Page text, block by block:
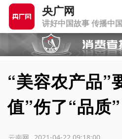
央广网
讲好中国故事 传播中
“美容农产品”
值”伤了“品质”